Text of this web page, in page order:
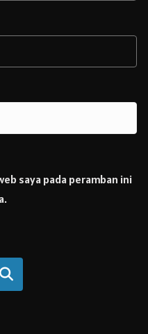
saya pada peramban ini
Cari